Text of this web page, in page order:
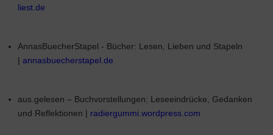
liest.de
AnnasBuecherStapel - Bücher: Lesen, Lieben und Stapeln
| annasbuecherstapel.de
aus.gelesen – Buchvorstellungen: Leseeindrücke, Gedanken
und Reflektionen | radiergummi.wordpress.com